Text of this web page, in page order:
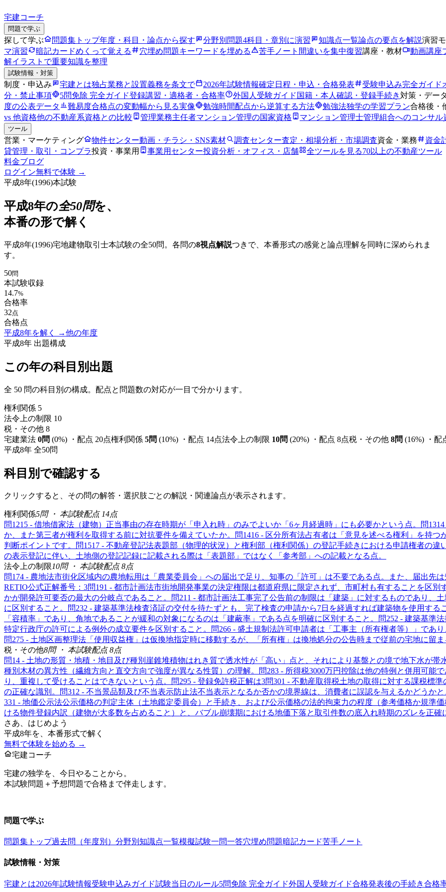
宅建コーチ
問題で学ぶ
探して学ぶ 問題集トップ年度・科目・論点から探す 分野別問題4科目・章別に演習 知識点一覧論点の要点を解説演習
マ演習
暗記カードめくって覚える 穴埋め問題キーワードを埋める 苦手ノート 間違いを集中復習講座・教材 動画講座
解イラストで重要知識を整理
試験情報・対策
制度・申込み 宅建とは独占業務と設置義務を条文で 2026年試験情報確定日程・申込・合格発表 受験申込み完全ガイド
分・禁止事項
5問免除 完全ガイド登録講習・適格者・合格率 外国人受験ガイド 国籍・本人確認・登録手続き対策・デー
度の公表データ
難易度合格点の変動幅から見る実像 勉強時間配点から逆算する方法 勉強法独学の学習プラン合格後・
vs 他資格他の不動産系資格との比較 管理業務主任者マンション管理の国家資格 マンション管理士管理組合へのコンサル
ツール
営業・マーケティング 物件センター動画・チラシ・SNS素材 調査センター査定・相場分析・市場調査資金・業務 資金
貸管理・取引・コンプラ投資・事業用 事業用センター投資分析・オフィス・店舗 全ツールを見る70以上の不動産ツール
料金ブログ
ログイン無料で体験 →
平成8年(1996)本試験
平成8年の全50問を、
本番の形で解く
平成8年(1996)宅地建物取引士本試験の全50問。各問の8視点解説つきで、本番形式の感覚と論点理解を同時に深められま
す。
50問
本試験収録
14.7%
合格率
32 点
合格点
平成8年を解く →他の年度
平成8年 出題構成
この年の科目別出題
全 50 問の科目別の構成。配点と問題数の対応が一目で分かります。
権利関係 5
法令上の制限 10
税・その他 8
宅建業法 0問 (0%) ・配点 20点権利関係 5問 (10%) ・配点 14点法令上の制限 10問 (20%) ・配点 8点税・その他 8問 (16%) ・配
平成8年 全50問
科目別で確認する
クリックすると、その問の解答・選択肢ごとの解説・関連論点が表示されます。
権利関係5問 ・ 本試験配点14点
問1215 - 借地借家法（建物） 正当事由の存在時期が「申入れ時」のみでよいか「6ヶ月経過時」にも必要かという点。 問13
か、また第三者が権利を取得する前に対抗要件を備えていたか。
問1416 - 区分所有法占有者は「意見を述べる権利」を持つ
判断ポイントです。
問1517 - 不動産登記法表題部（物理的状況）と権利部（権利関係）の登記手続きにおける申請権者の違
の表示登記に伴い、土地側の登記記録に記載される際は「表題部」ではなく「参考部」への記載となる点。
法令上の制限10問 ・ 本試験配点8点
問174 - 農地法市街化区域内の農地転用は「農業委員会」への届出で足り、知事の「許可」は不要である点。また、届出先は
RETIO公式正解番号：3問191 - 都市計画法市街地開発事業の決定権限は都道府県に限定されず、市町村も有することを区別
かが開発許可要否の最大の分岐点であること。
問211 - 都市計画法工事完了公告前の制限は「建築」に対するものであり、
に区別すること。
問232 - 建築基準法検査済証の交付を待たずとも、完了検査の申請から7日を経過すれば建築物を使用する
「容積率」であり、角地であることが緩和の対象になるのは「建蔽率」である点を明確に区別すること。
問252 - 建築基準法
特定行政庁の許可による例外の成立要件を区別すること。
問266 - 盛土規制法許可申請者は「工事主（所有権者等）」であ
問275 - 土地区画整理法 「使用収益権」は仮換地指定時に移動するが、「所有権」は換地処分の公告時まで従前の宅地に留
税・その他8問 ・ 本試験配点8点
問14 - 土地の形質・地積・地目及び種別 崖錐堆積物はれき質で透水性が「高い」点と、それにより基盤との境で地下水が帯
種別 木材の異方性（繊維方向と直交方向で強度が異なる性質）の理解。 問283 - 所得税3000万円控除は他の特例と併用可能
り、重複して受けることはできないという点。
問295 - 登録免許税正解は3問301 - 不動産取得税土地の取得に対する課税標準
の正確な識別。
問312 - 不当景品類及び不当表示防止法不当表示となるか否かの境界線は、消費者に誤認を与えるかどうか
331 - 地価公示法公示価格の判定主体（土地鑑定委員会）と手続き、および公示価格の法的拘束力の程度（参考価格か規準価
ける物件登録内訳（建物が大多数を占めること）と、バブル崩壊期における地価下落と取引件数の底入れ時期のズレを正確
さあ、はじめよう
平成8年を、本番形式で解く
無料で体験を始める →
宅建コーチ
宅建の独学を、今日やることから。
本試験問題＋予想問題で合格まで伴走します。
問題で学ぶ
問題集トップ過去問（年度別） 分野別 知識点一覧模擬試験一問一答穴埋め問題暗記カード苦手ノート
試験情報・対策
宅建とは2026年試験情報受験申込みガイド試験当日のルール5問免除 完全ガイド外国人受験ガイド合格発表後の手続き合格